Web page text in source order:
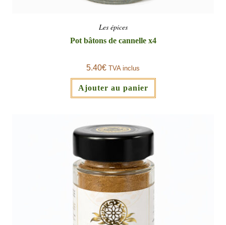
Les épices
Pot bâtons de cannelle x4
5.40€ TVA inclus
Ajouter au panier